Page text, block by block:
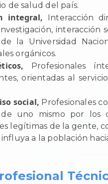
de salud del país.
integral,
Interacción
interacción
la Universidad
orgánicos.
Profesionales
orientadas al
social, Profesionales
uno mismo por los
legítimas de la gente,
a la población